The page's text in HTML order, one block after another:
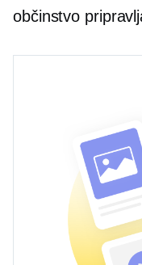
občinstvo